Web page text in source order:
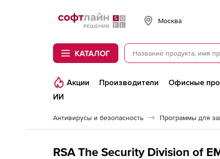
Softline
Москва
КАТАЛОГ
Акции Производители Офисные
ИИ
Антивирусы и безопасность Программы для
RSA The Security Division of